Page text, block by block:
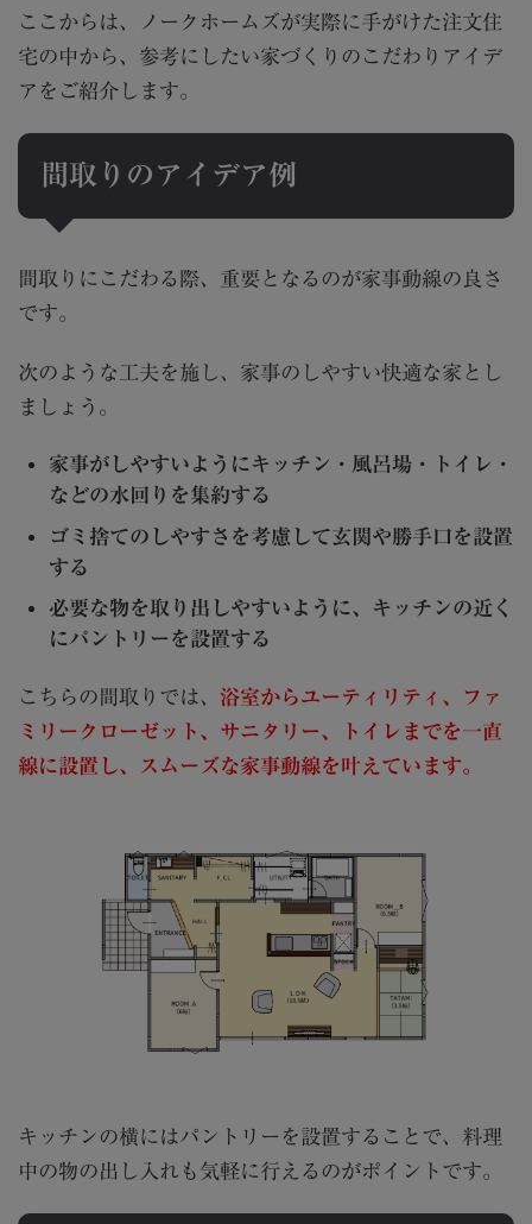
ここからは、ノークホームズが実際に手がけた注文住
宅の中から、参考にしたい家づくりのこだわりアイデ
アをご紹介します。
間取りのアイデア例
間取りにこだわる際、重要となるのが家事動線の良さ
です。
次のような工夫を施し、家事のしやすい快適な家とし
ましょう。
家事がしやすいようにキッチン・風呂場・トイレ・
などの水回りを集約する
ゴミ捨てのしやすさを考慮して玄関や勝手口を設置
する
必要な物を取り出しやすいように、キッチンの近く
にパントリーを設置する
こちらの間取りでは、 浴室からユーティリティ、ファ
ミリークローゼット、サニタリー、トイレまでを一直
線に設置し、スムーズな家事動線を叶えています。
キッチンの横にはパントリーを設置することで、料理
中の物の出し入れも気軽に行えるのがポイントです。